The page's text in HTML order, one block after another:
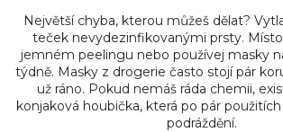
Největší chyba, kterou můžeš dělat?
teček nevydezinfikovanými prsty.
jemném peelingu nebo používej masky
týdně. Masky z drogerie často stojí pár
už ráno. Pokud nemáš ráda chemii,
konjaková houbička, která po pár
podráždění.